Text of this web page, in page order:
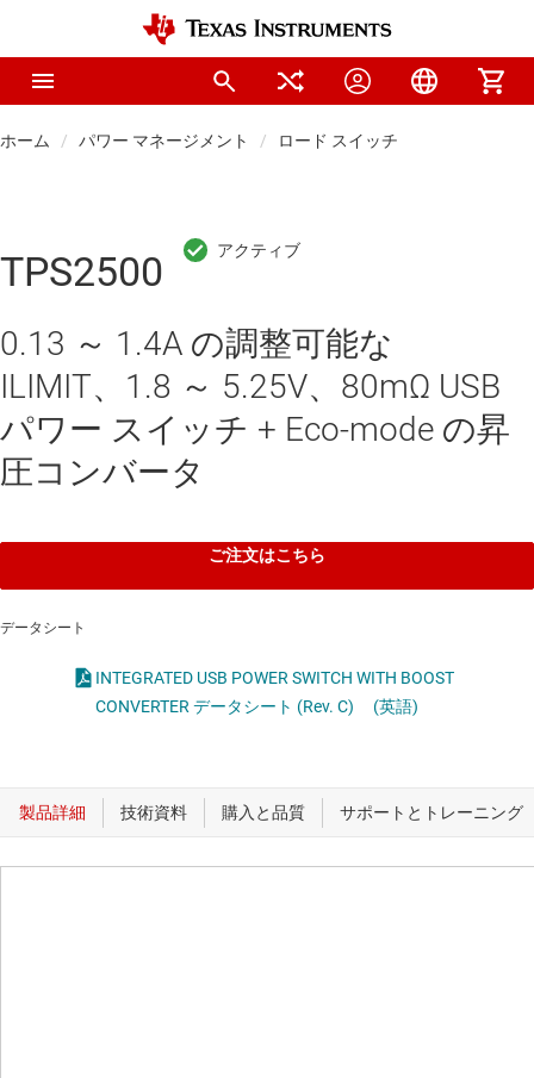
ホーム パワー マネージメント ロード スイッチ
TPS2500
0.13 ～ 1.4A の調整可能な
ILIMIT、1.8 ～ 5.25V、80mΩ USB
パワー スイッチ + Eco-mode の昇
圧コンバータ
ご注文はこちら
データシート
INTEGRATED USB POWER SWITCH WITH BOOST
CONVERTER データシート (Rev. C)
(英語)